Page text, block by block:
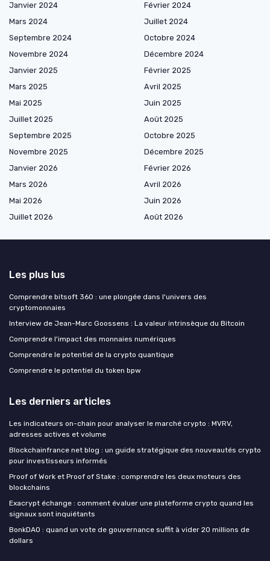
Janvier 2024
Février 2024
Mars 2024
Juillet 2024
Septembre 2024
Octobre 2024
Novembre 2024
Décembre 2024
Janvier 2025
Février 2025
Mars 2025
Avril 2025
Mai 2025
Juin 2025
Juillet 2025
Août 2025
Septembre 2025
Octobre 2025
Novembre 2025
Décembre 2025
Janvier 2026
Février 2026
Mars 2026
Avril 2026
Mai 2026
Juin 2026
Juillet 2026
Août 2026
Les plus lus
Comprendre bitsoft 360 : une plongée dans l'univers des
cryptomonnaies
Interview de Jean-Marc Goossens : La valeur intrinsèque du Bitcoin
Comprendre l'impact des monnaies numériques
Comprendre le potentiel de la crypto quantique
Comprendre le potentiel du token bpw
Les derniers articles
Les indicateurs on-chain pour analyser le marché crypto : MVRV,
adresses actives et volume
Blockchainfrance net blog : un guide stratégique des nouveautés crypto
pour investisseurs informés
Proof of Work et Proof of Stake : comprendre les deux moteurs des
blockchains
Exacrypt échange : comment évaluer une plateforme crypto quand les
signaux sont inquiétants
BonkDAO : quand un vote de gouvernance suffit à vider 20 millions de
dollars